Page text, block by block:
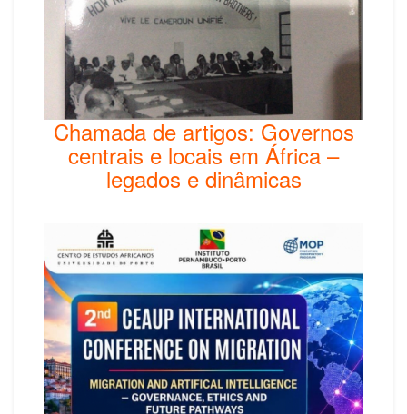
Chamada de artigos: Governos
centrais e locais em África –
legados e dinâmicas